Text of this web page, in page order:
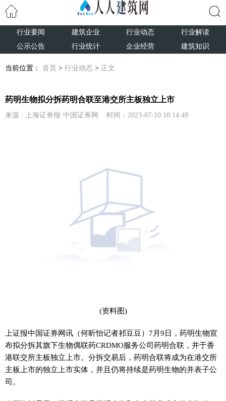
行业要闻 建筑企业 行业动态
行业解读
公示公告
行业统计 企业经营 建筑知识
当前位置： 首页 > 行业动态 > 正文
药明生物拟分拆药明合联至港交所主板独立上市
来源 : 上海证券报·中国证券网 时间：2023-07-10 10:14:49
(资料图)
上证报中国证券网讯（何昕怡记者祁豆豆）7月9日，药明生物宣
布拟分拆其旗下生物偶联药CRDMO服务公司药明合联，并于香
港联交所主板独立上市。分拆交易后，药明合联将成为在港交所
主板上市的独立上市实体，并且仍将持续是药明生物的并表子公
司。